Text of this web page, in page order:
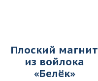
Плоский магнит
из войлока
«Белёк»